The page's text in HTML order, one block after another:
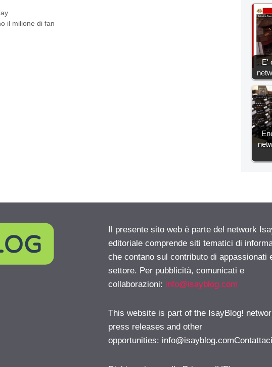
il milione di fan
E'
Il presente sito web è parte del network
editoriale comprende siti tematici di
che contano sul contributo di appassionati
settore. Per pubblicità, comunicati e
collaborazioni: info@isayblog.com
This website is part of the IsayBlog!
press releases and other
opportunities: info@isayblog.comContattaci